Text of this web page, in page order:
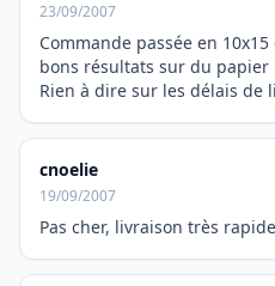
23/09/2007
Commande passée en
bons résultats sur du papier
Rien à dire sur les délais de
cnoelie
19/09/2007
Pas cher, livraison très